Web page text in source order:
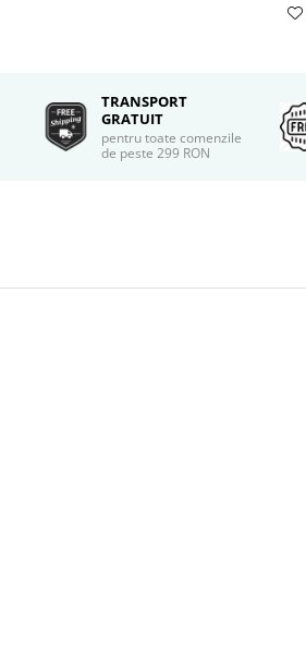
TRANSPORT
GRATUIT
pentru toate comenzile
de peste 299 RON